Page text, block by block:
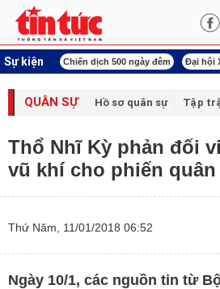
Sự kiện
ngày đêm Đại hội XIV Công đoàn Việt Nam
QUÂN SỰ Hồ sơ quân sự Tập
Thổ Nhĩ Kỳ phản đối
vũ khí cho phiến
Thứ Năm, 11/01/2018 06:52
Ngày 10/1, các nguồn tin từ